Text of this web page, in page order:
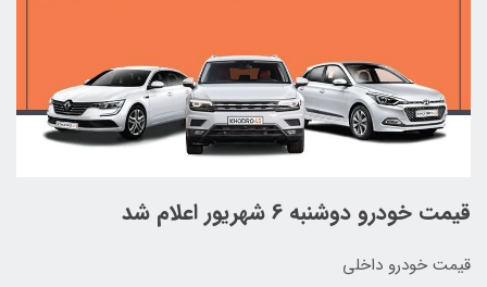
قیمت خودرو دوشنبه 6 شهریور اعلام شد
قیمت خودرو داخلی